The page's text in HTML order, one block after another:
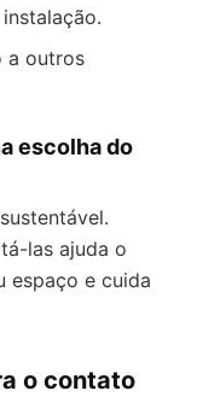
a outros
escolha do
las ajuda o
espaço e cuida
o contato